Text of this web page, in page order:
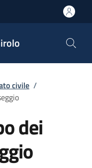
civile /
dei